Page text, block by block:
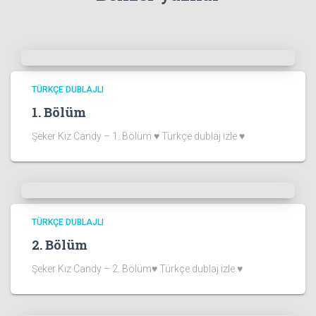
TÜRKÇE DUBLAJLI
1. Bölüm
Şeker Kız Candy – 1. Bölüm ♥ Türkçe dublaj izle ♥
TÜRKÇE DUBLAJLI
2. Bölüm
Şeker Kız Candy – 2. Bölüm♥ Türkçe dublaj izle ♥